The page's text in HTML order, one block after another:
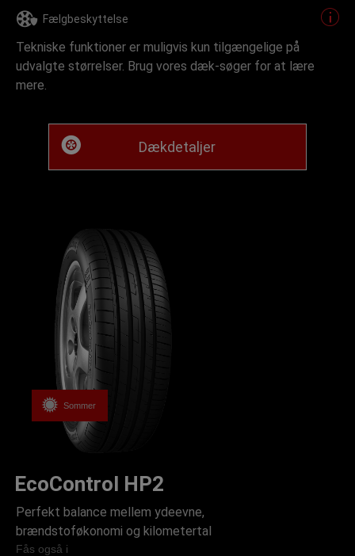
Fælgbeskyttelse
Tekniske funktioner er muligvis kun tilgængelige på
udvalgte størrelser. Brug vores dæk-søger for at lære
mere.
Dækdetaljer
Sommer
EcoControl HP2
Perfekt balance mellem ydeevne,
brændstoføkonomi og kilometertal
Fås også i